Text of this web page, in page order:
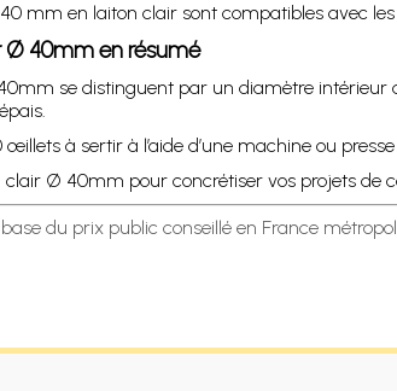
mm en laiton clair sont compatibles avec
Ø 40mm en résumé
se distinguent par un diamètre
œillets à sertir à l’aide d’une machine ou
clair Ø 40mm pour concrétiser vos projets de
du prix public conseillé en France